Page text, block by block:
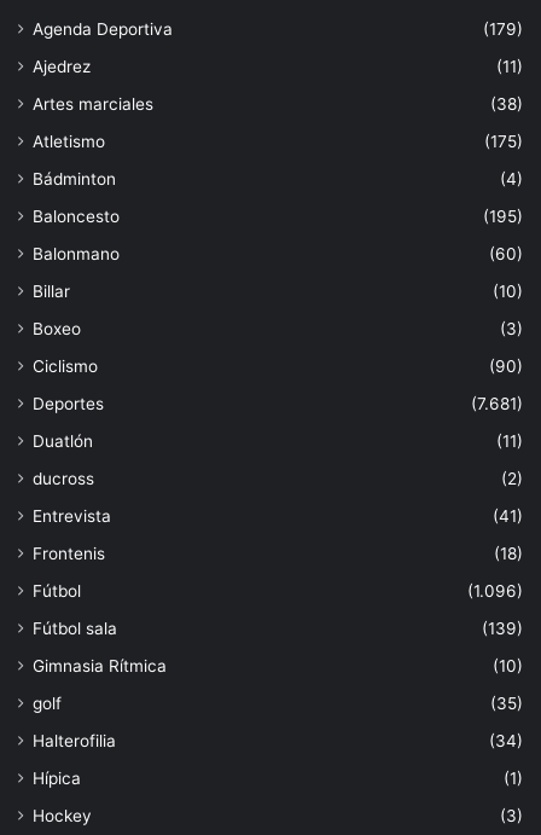
Agenda Deportiva
(179)
Ajedrez
(11)
Artes marciales
(38)
Atletismo
(175)
Bádminton
(4)
Baloncesto
(195)
Balonmano
(60)
Billar
(10)
Boxeo
(3)
Ciclismo
(90)
Deportes
(7.681)
Duatlón
(11)
ducross
(2)
Entrevista
(41)
Frontenis
(18)
Fútbol
(1.096)
Fútbol sala
(139)
Gimnasia Rítmica
(10)
golf
(35)
Halterofilia
(34)
Hípica
(1)
Hockey
(3)